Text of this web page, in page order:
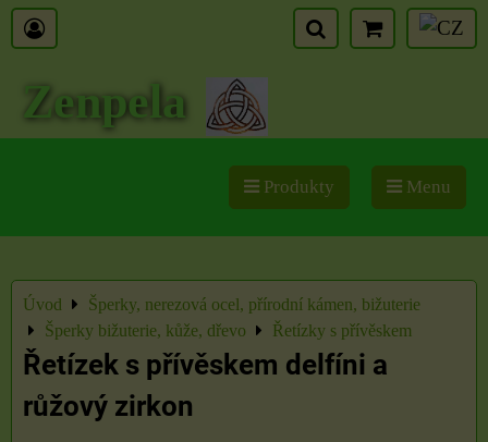
Zenpela
Produkty Menu
Úvod
Šperky, nerezová ocel, přírodní kámen, bižuterie
Šperky bižuterie, kůže, dřevo
Řetízky s přívěskem
Řetízek s přívěskem delfíni a
růžový zirkon